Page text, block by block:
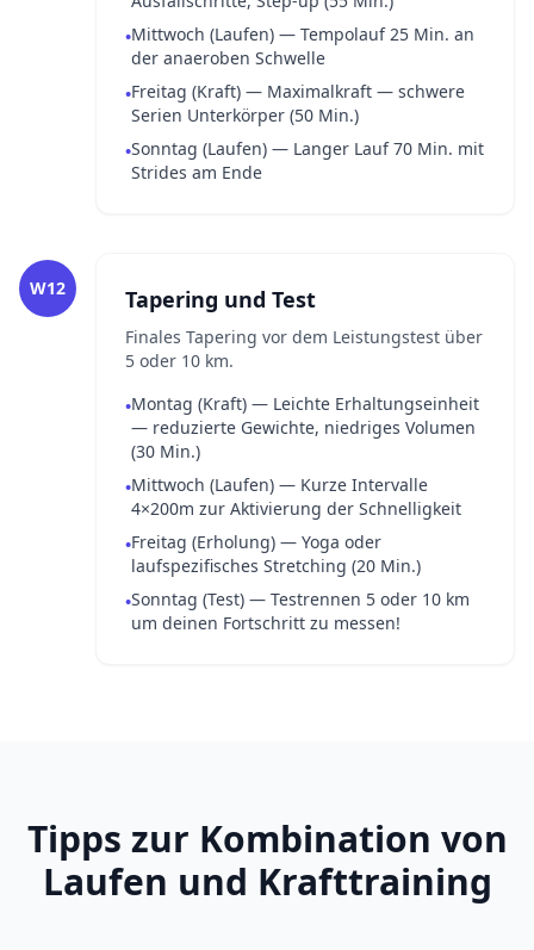
•Mittwoch (Laufen) — Tempolauf 25 Min. an
der anaeroben Schwelle
•Freitag (Kraft) — Maximalkraft — schwere
Serien Unterkörper (50 Min.)
•Sonntag (Laufen) — Langer Lauf 70 Min. mit
Strides am Ende
W12 Tapering und Test
Finales Tapering vor dem Leistungstest über
5 oder 10 km.
•Montag (Kraft) — Leichte Erhaltungseinheit
— reduzierte Gewichte, niedriges Volumen
(30 Min.)
•Mittwoch (Laufen) — Kurze Intervalle
4×200m zur Aktivierung der Schnelligkeit
•Freitag (Erholung) — Yoga oder
laufspezifisches Stretching (20 Min.)
•Sonntag (Test) — Testrennen 5 oder 10 km
um deinen Fortschritt zu messen!
Tipps zur Kombination von
Laufen und Krafttraining